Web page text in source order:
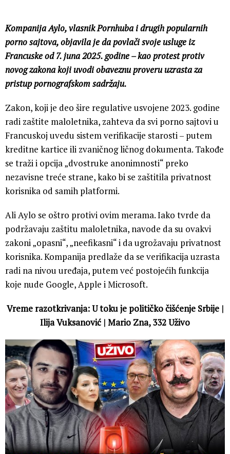
Kompanija Aylo, vlasnik Pornhuba i drugih popularnih
porno sajtova, objavila je da povlači svoje usluge iz
Francuske od 7. juna 2025. godine – kao protest protiv
novog zakona koji uvodi obaveznu proveru uzrasta za
pristup pornografskom sadržaju.
Zakon, koji je deo šire regulative usvojene 2023. godine
radi zaštite maloletnika, zahteva da svi porno sajtovi u
Francuskoj uvedu sistem verifikacije starosti – putem
kreditne kartice ili zvaničnog ličnog dokumenta. Takođe
se traži i opcija „dvostruke anonimnosti“ preko
nezavisne treće strane, kako bi se zaštitila privatnost
korisnika od samih platformi.
Ali Aylo se oštro protivi ovim merama. Iako tvrde da
podržavaju zaštitu maloletnika, navode da su ovakvi
zakoni „opasni“, „neefikasni“ i da ugrožavaju privatnost
korisnika. Kompanija predlaže da se verifikacija uzrasta
radi na nivou uređaja, putem već postojećih funkcija
koje nude Google, Apple i Microsoft.
Vreme razotkrivanja: U toku je političko čišćenje Srbije |
Ilija Vuksanović | Mario Zna, 332 Uživo